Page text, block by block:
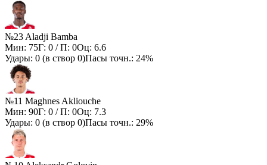
№23 Aladji Bamba
Мин: 75Г: 0 / П: 0Оц: 6.6
Удары: 0 (в створ 0)Пасы точн.: 24%
№11 Maghnes Akliouche
Мин: 90Г: 0 / П: 0Оц: 7.3
Удары: 0 (в створ 0)Пасы точн.: 29%